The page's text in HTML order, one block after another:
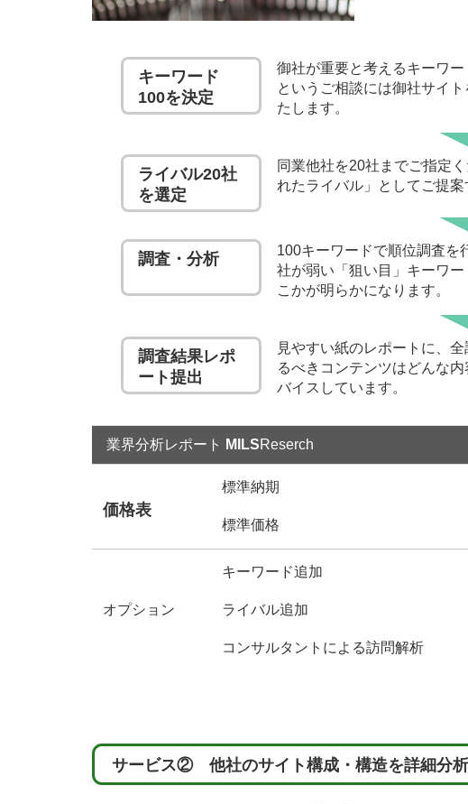
キーワード
100を決定
御社が重要と考えるキーワ
というご相談には御社サイ
たします。
ライバル20社
を選定
同業他社を20社までご指定
れたライバル」としてご提案
調査・分析
100キーワードで順位調査を
社が弱い「狙い目」キーワ
こかが明らかになります。
調査結果レポ
ート提出
見やすい紙のレポートに、
るべきコンテンツはどんな
バイスしています。
業界分析レポート MILSReserch
価格表
標準納期
標準価格
オプション
キーワード追加
ライバル追加
コンサルタントによる訪問解析
サービス② 他社のサイト構成・構造を詳細分析